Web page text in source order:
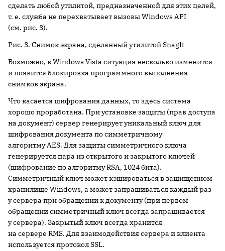
сделать любой утилитой, предназначенной для этих целей,
т. е. служба не перехватывает вызовы Windows API
(см. рис. 3).
Рис. 3. Снимок экрана, сделанный утилитой SnagIt
Возможно, в Windows Vista ситуация несколько изменится
и появится блокировка программного выполнения
снимков экрана.
Что касается шифрования данных, то здесь система
хорошо проработана. При установке защиты (прав доступа
на документ) сервер генерирует уникальный ключ для
шифрования документа по симметричному
алгоритму AES. Для защиты симметричного ключа
генерируется пара из открытого и закрытого ключей
(шифрование по алгоритму RSA, 1024 бита).
Симметричный ключ может кэшироваться в защищенном
хранилище Windows, а может запрашиваться каждый раз
у сервера при обращении к документу (при первом
обращении симметричный ключ всегда запрашивается
у сервера). Закрытый ключ всегда хранится
на сервере RMS. Для взаимодействия сервера и клиента
используется протокол SSL.